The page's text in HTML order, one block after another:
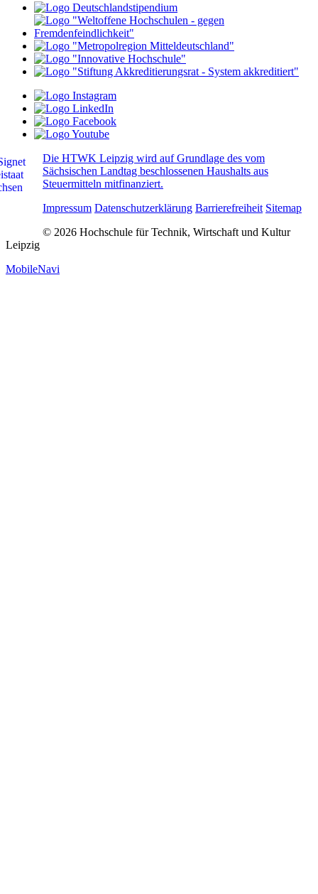
Die HTWK Leipzig wird auf Grundlage des vom
Sächsischen Landtag beschlossenen Haushalts aus
Steuermitteln mitfinanziert.
Impressum Datenschutzerklärung Barrierefreiheit Sitemap
© 2026 Hochschule für Technik, Wirtschaft und Kultur
Leipzig
MobileNavi